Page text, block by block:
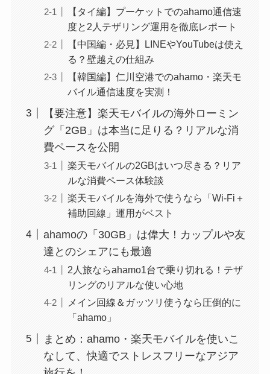
【タイ編】プーケットでのahamo通信速
度と2人テザリング運用を徹底レポート
【中国編・必見】LINEやYouTubeは使え
る？壁越えの仕組み
【韓国編】仁川空港でのahamo・楽天モ
バイル通信速度を実測！
【要注意】楽天モバイルの海外ローミン
グ「2GB」は本当に足りる？リアルな消
費ペースを公開
楽天モバイルの2GBはいつ尽きる？リア
ルな消費ペース体験談
楽天モバイルを海外で使うなら「Wi-Fi＋
補助回線」運用がベスト
ahamoの「30GB」は偉大！カップルや友
達とのシェアにも最適
2人旅ならahamo1台で乗り切れる！テザ
リングのリアルな使い心地
メイン回線＆ガッツリ使うなら圧倒的に
「ahamo」
まとめ：ahamo・楽天モバイルを使いこ
なして、快適でストレスフリーなアジア